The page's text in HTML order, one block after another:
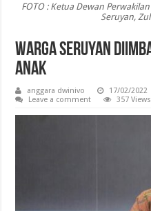
FOTO : Ketua Dewan
Seruyan,
Warga Seruyan
Anak
anggara dwinivo 17/02/2022
Leave a comment
357 Views